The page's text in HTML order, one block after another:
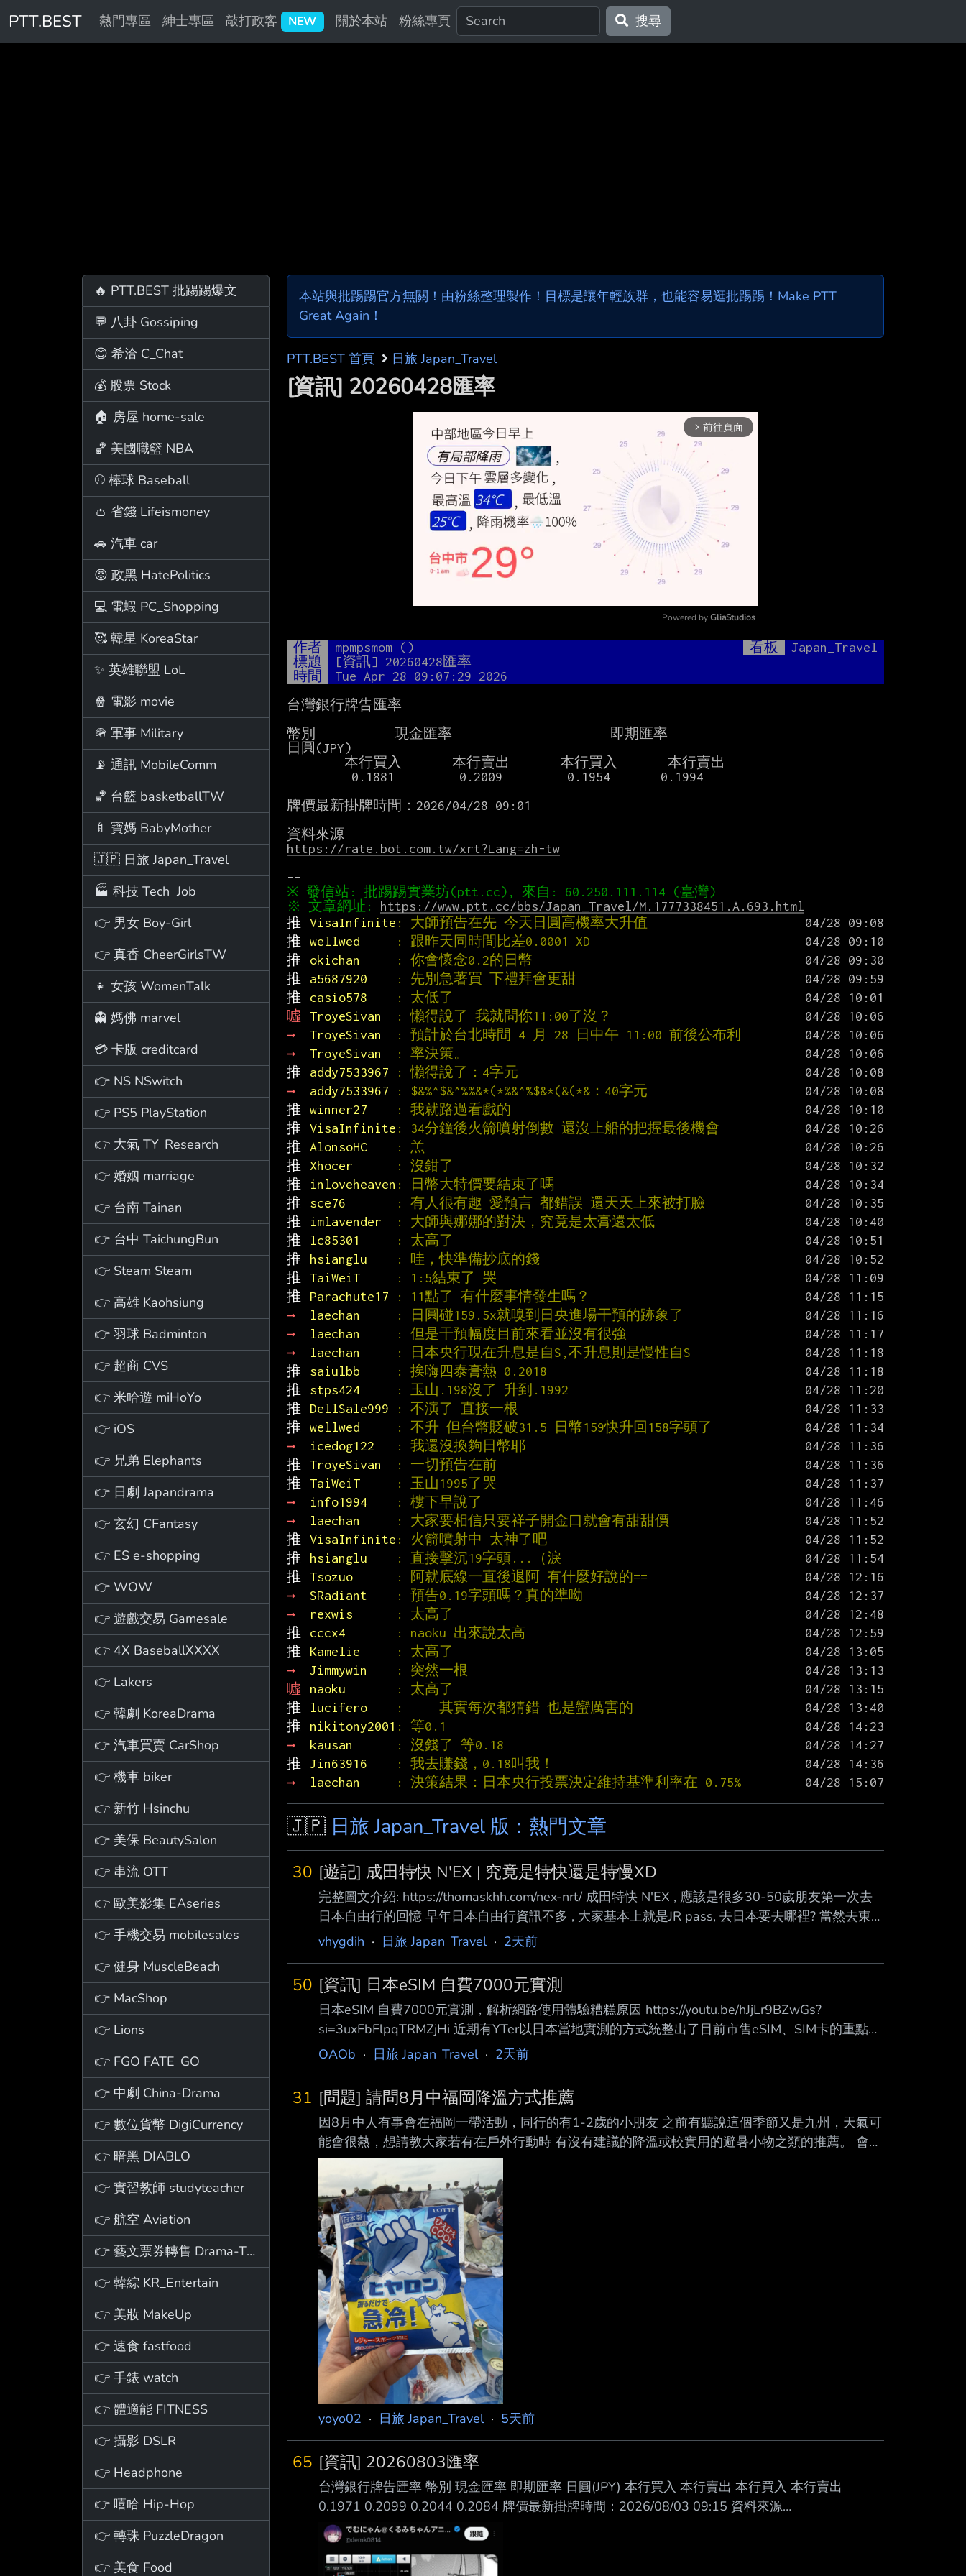
PTT.BEST 熱門專區 紳士專區 敲打政客 NEW 關於本站 粉絲專頁 搜尋
🔥 PTT.BEST 批踢踢爆文
💬 八卦 Gossiping
😊 希洽 C_Chat
💰 股票 Stock
🏠 房屋 home-sale
🏀 美國職籃 NBA
⚾ 棒球 Baseball
👛 省錢 Lifeismoney
🚗 汽車 car
😡 政黑 HatePolitics
💻 電蝦 PC_Shopping
🥰 韓星 KoreaStar
✨ 英雄聯盟 LoL
🍿 電影 movie
🪖 軍事 Military
📡 通訊 MobileComm
🏀 台籃 basketballTW
🍼 寶媽 BabyMother
🇯🇵 日旅 Japan_Travel
🏭 科技 Tech_Job
👉 男女 Boy-Girl
👉 真香 CheerGirlsTW
👧 女孩 WomenTalk
👻 媽佛 marvel
💳 卡版 creditcard
👉 NS NSwitch
👉 PS5 PlayStation
👉 大氣 TY_Research
👉 婚姻 marriage
👉 台南 Tainan
👉 台中 TaichungBun
👉 Steam Steam
👉 高雄 Kaohsiung
👉 羽球 Badminton
👉 超商 CVS
👉 米哈遊 miHoYo
👉 iOS
👉 兄弟 Elephants
👉 日劇 Japandrama
👉 玄幻 CFantasy
👉 ES e-shopping
👉 WOW
👉 遊戲交易 Gamesale
👉 4X BaseballXXXX
👉 Lakers
👉 韓劇 KoreaDrama
👉 汽車買賣 CarShop
👉 機車 biker
👉 新竹 Hsinchu
👉 美保 BeautySalon
👉 串流 OTT
👉 歐美影集 EAseries
👉 手機交易 mobilesales
👉 健身 MuscleBeach
👉 MacShop
👉 Lions
👉 FGO FATE_GO
👉 中劇 China-Drama
👉 數位貨幣 DigiCurrency
👉 暗黑 DIABLO
👉 實習教師 studyteacher
👉 航空 Aviation
👉 藝文票券轉售 Drama-Ticket
👉 韓綜 KR_Entertain
👉 美妝 MakeUp
👉 速食 fastfood
👉 手錶 watch
👉 體適能 FITNESS
👉 攝影 DSLR
👉 Headphone
👉 嘻哈 Hip-Hop
👉 轉珠 PuzzleDragon
👉 美食 Food
本站與批踢踢官方無關！由粉絲整理製作！目標是讓年輕族群，也能容易逛批踢踢！Make PTT
Great Again！
PTT.BEST 首頁 日旅 Japan_Travel
[資訊] 20260428匯率
arrow_forward_ios 前往頁面
Powered by GliaStudios
作者 mpmpsmom () 看板
Japan_Travel
標題
[資訊] 20260428匯率
時間
Tue Apr 28 09:07:29 2026
台灣銀行牌告匯率
幣別           現金匯率                      即期匯率
日圓(JPY)
牌價最新掛牌時間：2026/04/28 09:01
https://rate.bot.com.tw/xrt?Lang=zh-tw
※ 文章網址: https://www.ptt.cc/bbs/Japan_Travel/M.1777338451.A.693.html
推 VisaInfinite : 大師預告在先 今天日圓高機率大升值
推 wellwed : 跟昨天同時間比差0.0001 XD
推
okichan : 你會懷念0.2的日幣
推
a5687920 : 先別急著買 下禮拜會更甜
推
casio578 : 太低了
噓
TroyeSivan : 懶得說了 我就問你11:00了沒？
→
TroyeSivan : 預計於台北時間 4 月 28 日中午 11:00 前後公布利
→
TroyeSivan : 率決策。
推
addy7533967 : 懶得說了：4字元
→
addy7533967 : $&%^$&^%%&*(*%&^%$&*(&(*&：40字元
推 winner27 : 我就路過看戲的
推 VisaInfinite : 34分鐘後火箭噴射倒數 還沒上船的把握最後機會
推 AlonsoHC : 羔
推
Xhocer : 沒鉗了
推
inloveheaven : 日幣大特價要結束了嗎
推
sce76 : 有人很有趣 愛預言 都錯誤 還天天上來被打臉
推
imlavender : 大師與娜娜的對決，究竟是太膏還太低
推
lc85301 : 太高了
推
hsianglu : 哇，快準備抄底的錢
推
TaiWeiT : 1:5結束了 哭
推
Parachute17 : 11點了 有什麼事情發生嗎？
→
laechan : 日圓碰159.5x就嗅到日央進場干預的跡象了
→
laechan : 但是干預幅度目前來看並沒有很強
→
laechan : 日本央行現在升息是自S,不升息則是慢性自S
推
saiulbb : 挨嗨四泰膏熱 0.2018
推
stps424 : 玉山.198沒了 升到.1992
推
DellSale999 : 不演了 直接一根
推 wellwed : 不升 但台幣貶破31.5 日幣159快升回158字頭了
→
icedog122 : 我還沒換夠日幣耶
推
TroyeSivan : 一切預告在前
推
TaiWeiT : 玉山1995了哭
→
info1994 : 樓下早說了
→
laechan : 大家要相信只要祥子開金口就會有甜甜價
推 VisaInfinite : 火箭噴射中 太神了吧
推
hsianglu : 直接擊沉19字頭...（淚
推
Tsozuo : 阿就底線一直後退阿 有什麼好說的==
→
SRadiant : 預告0.19字頭嗎？真的準呦
→
rexwis : 太高了
推
cccx4 : naoku 出來說太高
推
Kamelie : 太高了
→
Jimmywin : 突然一根
噓
naoku : 太高了
推
lucifero :     其實每次都猜錯 也是蠻厲害的
推
nikitony2001 : 等0.1
→
kausan : 沒錢了 等0.18
推 Jin63916 : 我去賺錢，0.18叫我！
→
laechan : 決策結果：日本央行投票決定維持基準利率在 0.75%
🇯🇵 日旅 Japan_Travel 版：熱門文章
30 [遊記] 成田特快 N'EX | 究竟是特快還是特慢XD
完整圖文介紹: https://thomaskhh.com/nex-nrt/ 成田特快 N'EX , 應該是很多30-50歲朋友第一次去
日本自由行的回憶 早年日本自由行資訊不多 , 大家基本上就是JR pass, 去日本要去哪裡? 當然去東京
XD , 到了成田機場就是上 N'EX 去新宿去澀谷, 去東京車站 多去幾次才知道根本成田特慢, 又慢又貴
路線關系, 在速度上是沒辦法改善 不過在價格上有針對外國人
vhygdih · 日旅 Japan_Travel· 2天前
50 [資訊] 日本eSIM 自費7000元實測
日本eSIM 自費7000元實測，解析網路使用體驗糟糕原因 https://youtu.be/hJjLr9BZwGs?
si=3uxFbFlpqTRMZjHi 近期有YTer以日本當地實測的方式統整出了目前市售eSIM、SIM卡的重點資
訊 市面上不少eSIM與SIM卡很多都是包裝欺騙的方式在販售 前15秒已是懶人包 首推是povo eSIM
OAOb · 日旅 Japan_Travel· 2天前
31 [問題] 請問8月中福岡降溫方式推薦
因8月中人有事會在福岡一帶活動，同行的有1-2歲的小朋友 之前有聽說這個季節又是九州，天氣可
能會很熱，想請教大家若有在戶外行動時 有沒有建議的降溫或較實用的避暑小物之類的推薦。 會有
帶一台嬰兒推車 目前是有準備涼感頸圈、冰袋(可能外出用保溫袋之類的裝起來)、小電扇 推車部分
也有考慮買涼感毯之類的墊在後面 網路查過有看到涼感噴霧，不確定效果好不好 想詢問各位有沒有
其他相對好用的東西可以推薦(給小朋友或大人的都可以)，感謝！ --
yoyo02 · 日旅 Japan_Travel· 5天前
65 [資訊] 20260803匯率
台灣銀行牌告匯率 幣別 現金匯率 即期匯率 日圓(JPY) 本行買入 本行賣出 本行買入 本行賣出
0.1971 0.2099 0.2044 0.2084 牌價最新掛牌時間：2026/08/03 09:15 資料來源
https://rate.bot.com.tw/xrt?Lang=zh-tw 真真真的太高了啦QQ --